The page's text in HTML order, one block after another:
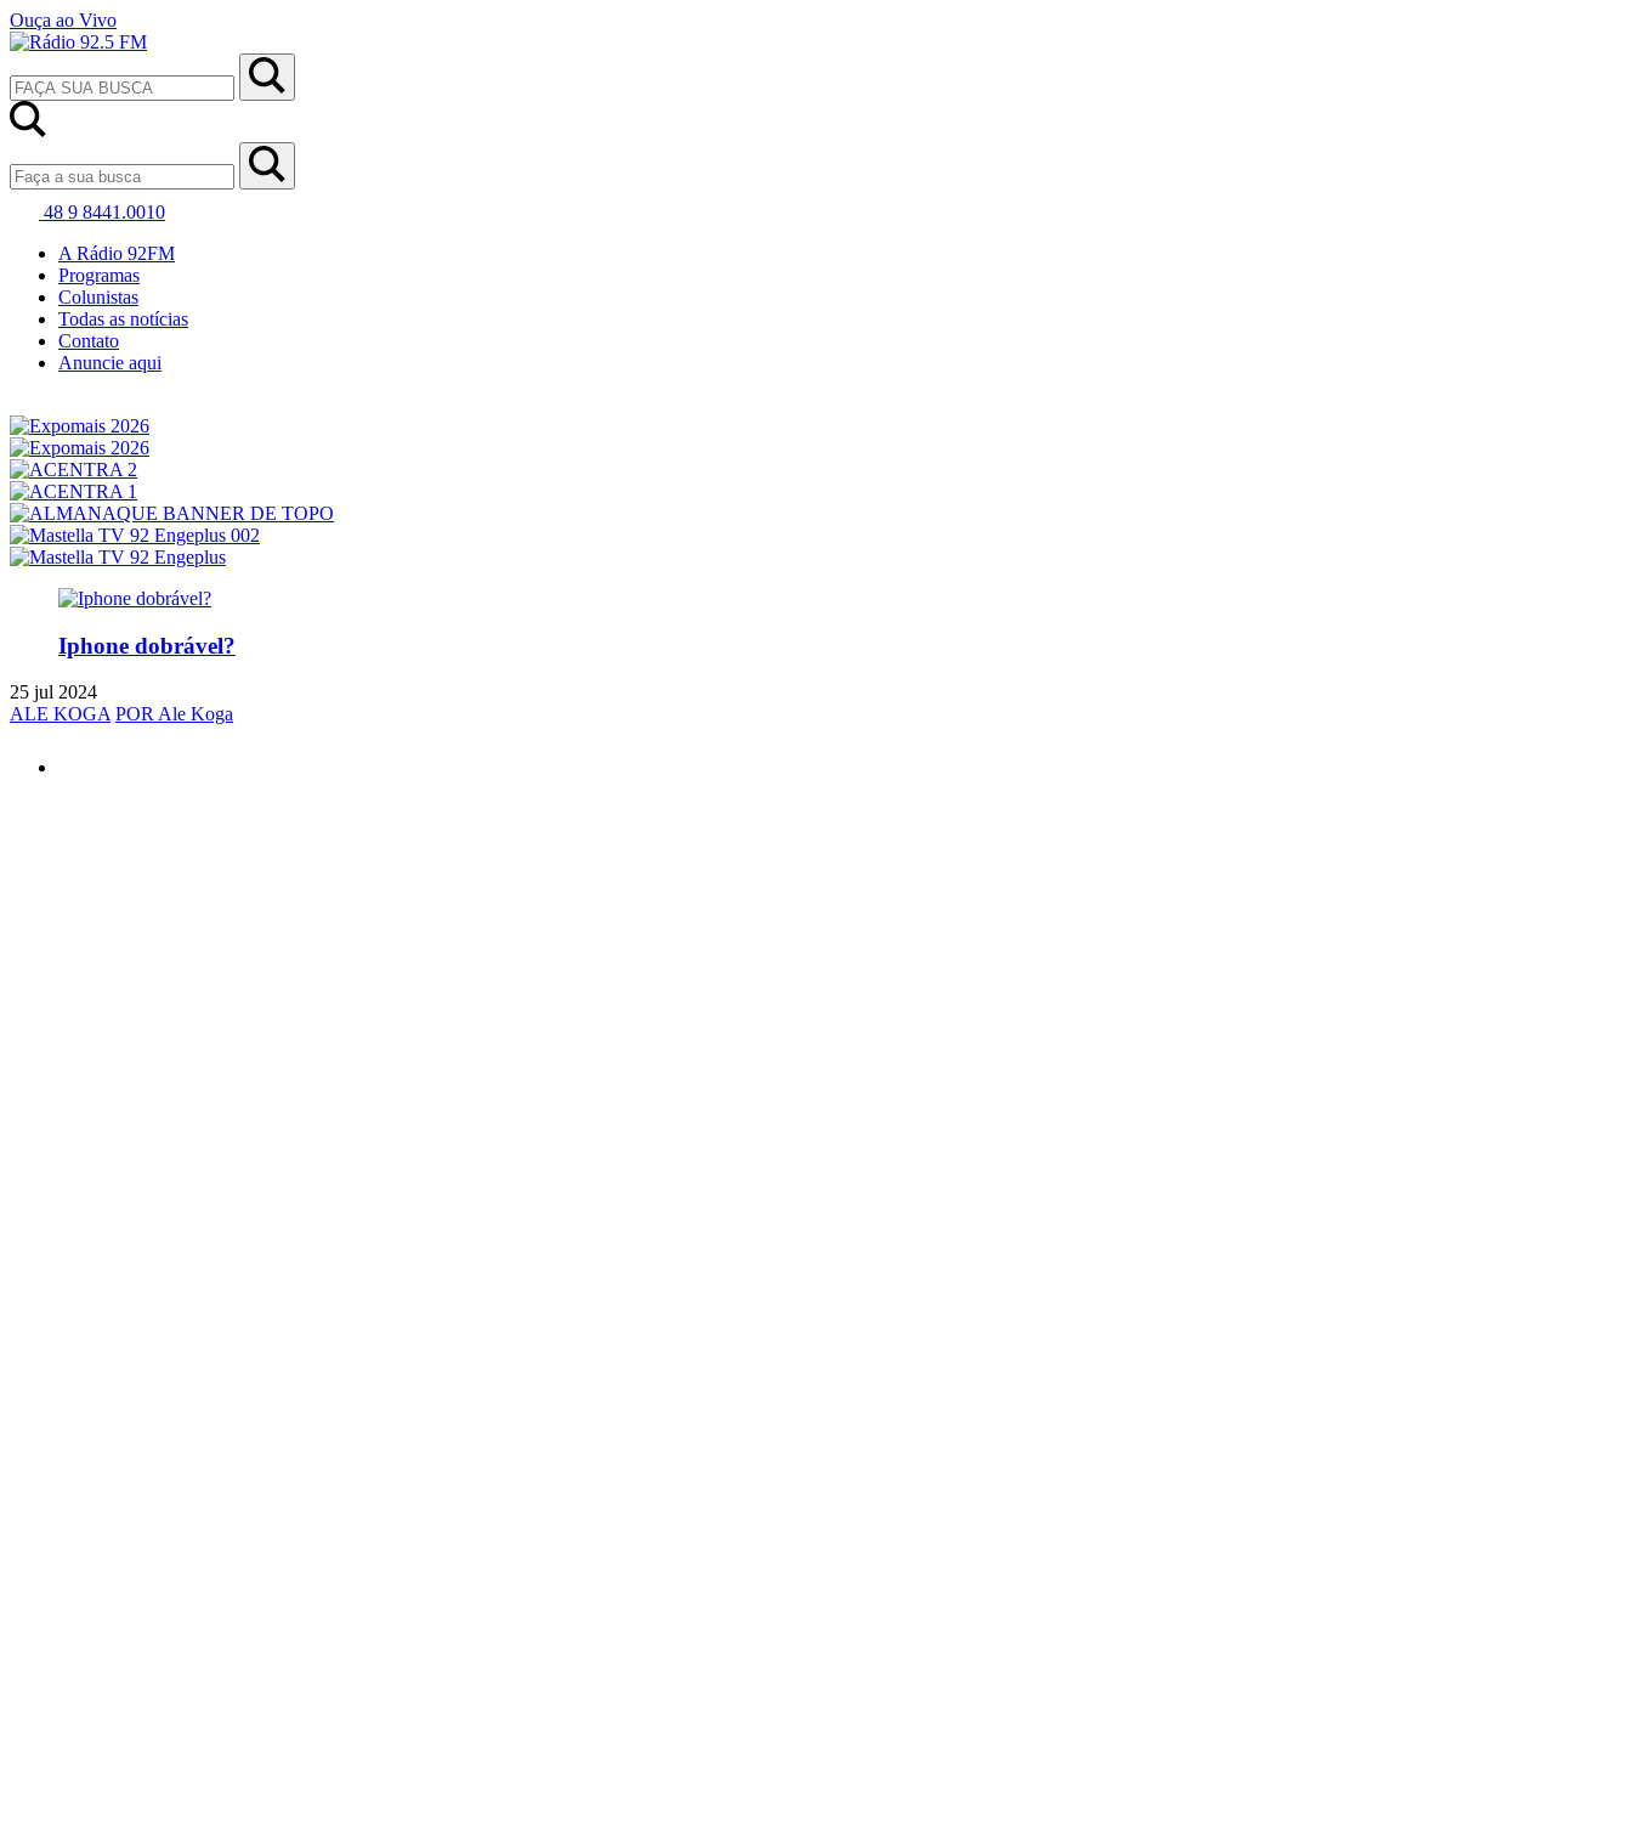
Ouça ao Vivo
48 9 8441.0010
A Rádio 92FM
Programas
Colunistas
Todas as notícias
Contato
Anuncie aqui
Iphone dobrável?
25 jul 2024
ALE KOGA POR Ale Koga